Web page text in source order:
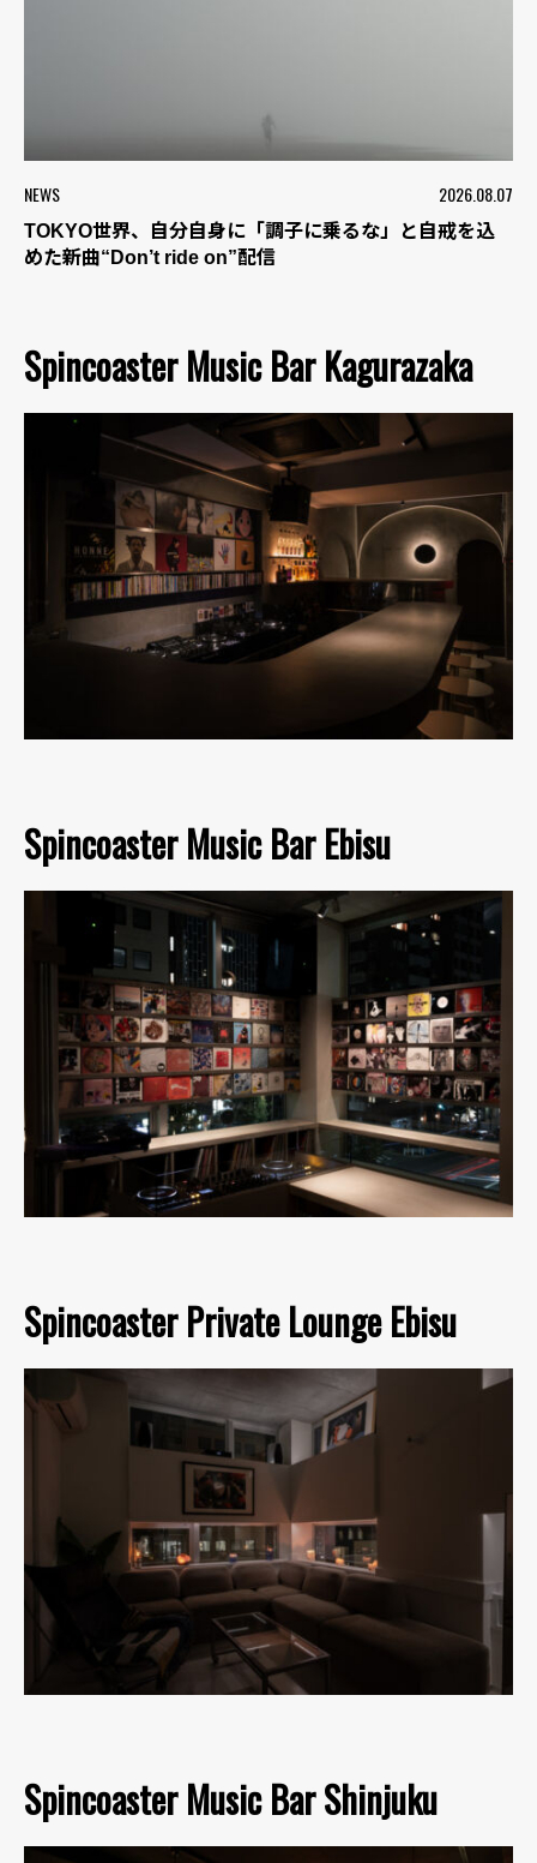
NEWS 2026.08.07
TOKYO世界、自分自身に「調子に乗るな」と自戒を込
めた新曲“Don’t ride on”配信
Spincoaster Music Bar Kagurazaka
Spincoaster Music Bar Ebisu
Spincoaster Private Lounge Ebisu
Spincoaster Music Bar Shinjuku